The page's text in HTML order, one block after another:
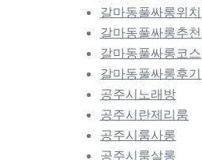
갈마동풀싸롱위치
갈마동풀싸롱추천
갈마동풀싸롱코스
갈마동풀싸롱후기
공주시노래방
공주시란제리룸
공주시룸사롱
공주시룸살롱